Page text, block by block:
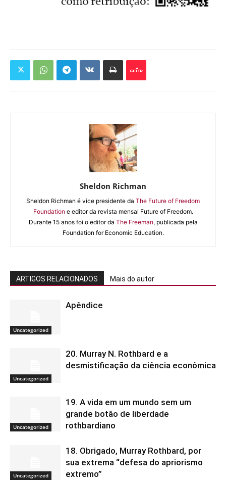
Sheldon Richman
Sheldon Richman é vice presidente da The Future of Freedom
Foundation e editor da revista mensal Future of Freedom.
Durante 15 anos foi o editor da The Freeman, publicada pela
Foundation for Economic Education.
ARTIGOS RELACIONADOS Mais do autor
Uncategorized
Apêndice
Uncategorized
20. Murray N. Rothbard e a
desmistificação da ciência econômica
Uncategorized
19. A vida em um mundo sem um
grande botão de liberdade
rothbardiano
Uncategorized
18. Obrigado, Murray Rothbard, por
sua extrema “defesa do apriorismo
extremo”